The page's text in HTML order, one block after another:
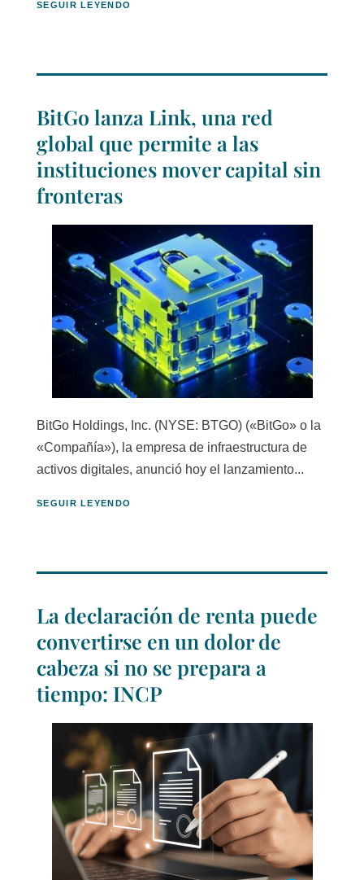
SEGUIR LEYENDO
BitGo lanza Link, una red
global que permite a las
instituciones mover capital sin
fronteras
BitGo Holdings, Inc. (NYSE: BTGO) («BitGo» o la
«Compañía»), la empresa de infraestructura de
activos digitales, anunció hoy el lanzamiento...
SEGUIR LEYENDO
La declaración de renta puede
convertirse en un dolor de
cabeza si no se prepara a
tiempo: INCP